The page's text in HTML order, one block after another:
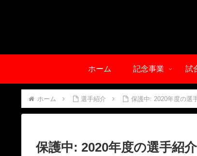
ホーム 記念事業 試
ホーム 選手紹介 保護中: 2020年度の選
保護中: 2020年度の選手紹介